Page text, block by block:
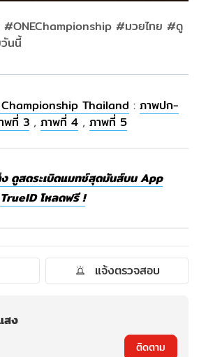
#ONEChampionship #มวยไทย #ดู
นนี้
Championship Thailand : ภาพปก-
พที่ 3 , ภาพที่ 4 , ภาพที่ 5
ดูสดระเบิดแมทช์สุดมันส์บน App
TrueID โหลดฟรี !
แจ้งตรวจสอบ
สง
ติดตาม